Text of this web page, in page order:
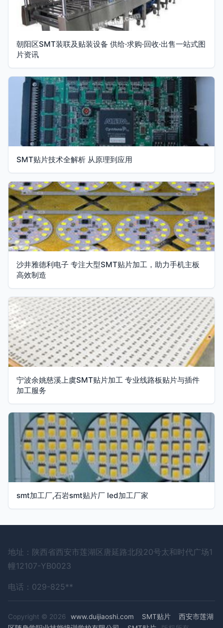
朝阳区SMT装联及贴装设备 供给·求购·回收·出售一站式图
片资讯
SMT贴片技术全解析 从原理到应用
沙井雅德利电子 专注大型SMT贴片加工，助力手机主板
高效制造
宁波余姚慈溪上虞SMT贴片加工 专业线路板贴片与插件
加工服务
smt加工厂,石岩smt贴片厂 led加工厂家
地址：陕西省西安市莲湖区唐延路北段20号太和时代广场1
幢12107-YB0023
电话：029-825**
Copyright © 2026 www.duijiaoshi.com SMT贴片
西安市莲湖